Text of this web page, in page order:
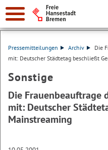
Suche:
Pressemitteilungen Archiv
Die
mit: Deutscher Städtetag beschließt
Sonstige
Die Frauenbeauftrage
mit: Deutscher
Mainstreaming